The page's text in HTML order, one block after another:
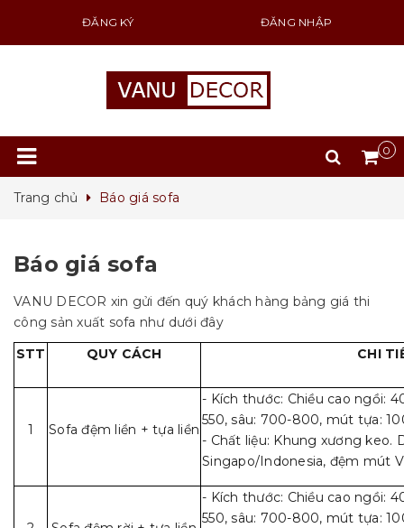
ĐĂNG KÝ ĐĂNG NHẬP
0
Trang chủ Báo giá sofa
Báo giá sofa
VANU DECOR xin gửi đến quý khách hàng bảng giá thi
công sản xuất sofa như dưới đây
STT
QUY CÁCH CHI
1 Sofa đệm liền + tựa liền
- Kích thước: Chiều cao ngồi:
550, sâu: 700-800, mút tựa:
- Chất liệu: Khung xương keo.
Singapo/Indonesia, đệm mút
- Kích thước: Chiều cao ngồi:
550, sâu: 700-800, mút tựa: